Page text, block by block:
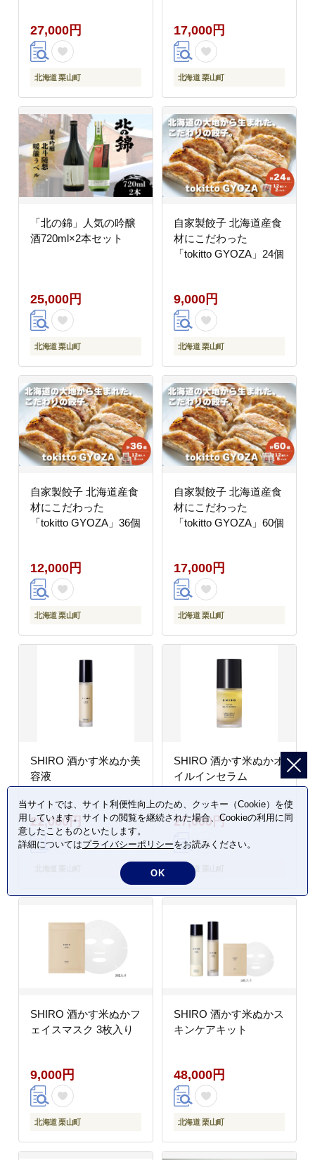
27,000円
北海道 栗山町
17,000円
北海道 栗山町
「北の錦」人気の吟醸
酒720ml×2本セット
25,000円
北海道 栗山町
自家製餃子 北海道産食
材にこだわった
「tokitto GYOZA」24個
9,000円
北海道 栗山町
自家製餃子 北海道産食
材にこだわった
「tokitto GYOZA」36個
12,000円
北海道 栗山町
自家製餃子 北海道産食
材にこだわった
「tokitto GYOZA」60個
17,000円
北海道 栗山町
SHIRO 酒かす米ぬか美
容液
22,000円
SHIRO 酒かす米ぬかオ
イルインセラム
27,000円
北海道 栗山町
SHIRO 酒かす米ぬかフ
ェイスマスク 3枚入り
9,000円
北海道 栗山町
SHIRO 酒かす米ぬかス
キンケアキット
48,000円
北海道 栗山町
当サイトでは、サイト利便性向上のため、クッキー（Cookie）を使
用しています。サイトの閲覧を継続された場合、Cookieの利用に同
意したことものといたします。
詳細についてはプライバシーポリシーをお読みください。
OK